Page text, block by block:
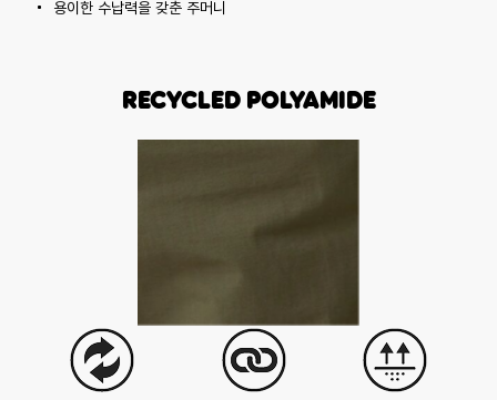
용이한 수납력을 갖춘 주머니
Recycled Polyamide